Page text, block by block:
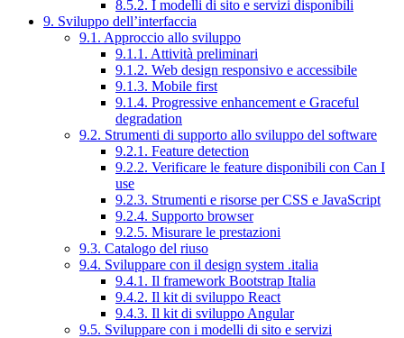
8.5.2. I modelli di sito e servizi disponibili
9. Sviluppo dell’interfaccia
9.1. Approccio allo sviluppo
9.1.1. Attività preliminari
9.1.2. Web design responsivo e accessibile
9.1.3. Mobile first
9.1.4. Progressive enhancement e Graceful
degradation
9.2. Strumenti di supporto allo sviluppo del software
9.2.1. Feature detection
9.2.2. Verificare le feature disponibili con Can I
use
9.2.3. Strumenti e risorse per CSS e JavaScript
9.2.4. Supporto browser
9.2.5. Misurare le prestazioni
9.3. Catalogo del riuso
9.4. Sviluppare con il design system .italia
9.4.1. Il framework Bootstrap Italia
9.4.2. Il kit di sviluppo React
9.4.3. Il kit di sviluppo Angular
9.5. Sviluppare con i modelli di sito e servizi